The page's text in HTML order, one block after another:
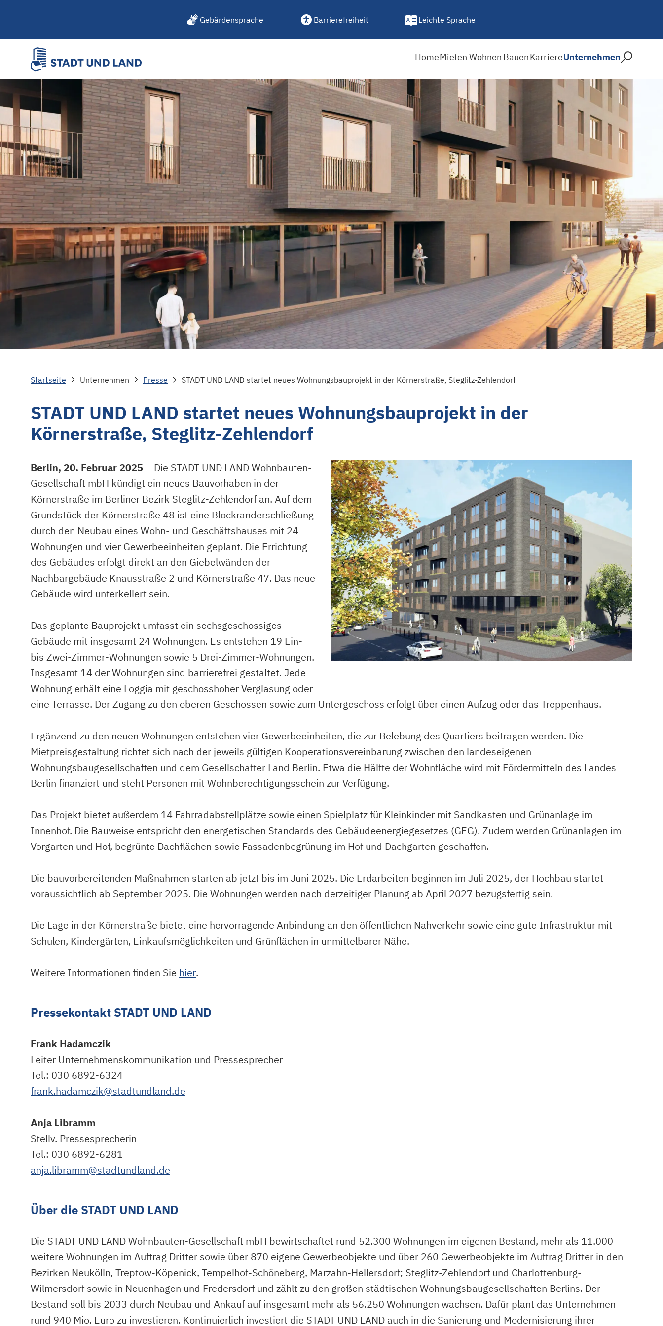
Gebärdensprache Barrierefreiheit Leichte Sprache
HomeMieten Wohnen BauenKarriereUnternehmen
STADT UND LAND startet neues Wohnungsbauprojekt in der Körnerstraße,
Startseite Unternehmen Presse STADT UND LAND startet neues Wohnungsbauprojekt in der Körnerstraße, Steglitz-Zehlendorf
STADT UND LAND startet neues Wohnungsbauprojekt in der
Körnerstraße, Steglitz-Zehlendorf
Berlin, 20. Februar 2025– Die STADT UND LAND Wohnbauten-
Gesellschaft mbH kündigt ein neues Bauvorhaben in der
Körnerstraße im Berliner Bezirk Steglitz-Zehlendorf an. Auf dem
Grundstück der Körnerstraße 48 ist eine Blockranderschließung
durch den Neubau eines Wohn- und Geschäftshauses mit 24
Wohnungen und vier Gewerbeeinheiten geplant. Die Errichtung
des Gebäudes erfolgt direkt an den Giebelwänden der
Nachbargebäude Knausstraße 2 und Körnerstraße 47. Das neue
Gebäude wird unterkellert sein.
Das geplante Bauprojekt umfasst ein sechsgeschossiges
Gebäude mit insgesamt 24 Wohnungen. Es entstehen 19 Ein-
bis Zwei-Zimmer-Wohnungen sowie 5 Drei-Zimmer-Wohnungen.
Insgesamt 14 der Wohnungen sind barrierefrei gestaltet. Jede
Wohnung erhält eine Loggia mit geschosshoher Verglasung oder
eine Terrasse. Der Zugang zu den oberen Geschossen sowie zum Untergeschoss erfolgt über einen Aufzug oder das Treppenhaus.
Ergänzend zu den neuen Wohnungen entstehen vier Gewerbeeinheiten, die zur Belebung des Quartiers beitragen werden. Die
Mietpreisgestaltung richtet sich nach der jeweils gültigen Kooperationsvereinbarung zwischen den landeseigenen
Wohnungsbaugesellschaften und dem Gesellschafter Land Berlin. Etwa die Hälfte der Wohnfläche wird mit Fördermitteln des Landes
Berlin finanziert und steht Personen mit Wohnberechtigungsschein zur Verfügung.
Das Projekt bietet außerdem 14 Fahrradabstellplätze sowie einen Spielplatz für Kleinkinder mit Sandkasten und Grünanlage im
Innenhof. Die Bauweise entspricht den energetischen Standards des Gebäudeenergiegesetzes (GEG). Zudem werden Grünanlagen im
Vorgarten und Hof, begrünte Dachflächen sowie Fassadenbegrünung im Hof und Dachgarten geschaffen.
Die bauvorbereitenden Maßnahmen starten ab jetzt bis im Juni 2025. Die Erdarbeiten beginnen im Juli 2025, der Hochbau startet
voraussichtlich ab September 2025. Die Wohnungen werden nach derzeitiger Planung ab April 2027 bezugsfertig sein.
Die Lage in der Körnerstraße bietet eine hervorragende Anbindung an den öffentlichen Nahverkehr sowie eine gute Infrastruktur mit
Schulen, Kindergärten, Einkaufsmöglichkeiten und Grünflächen in unmittelbarer Nähe.
Weitere Informationen finden Sie hier.
Pressekontakt STADT UND LAND
Frank Hadamczik
Leiter Unternehmenskommunikation und Pressesprecher
Tel.: 030 6892-6324
frank.hadamczik@stadtundland.de
Anja Libramm
Stellv. Pressesprecherin
Tel.: 030 6892-6281
anja.libramm@stadtundland.de
Über die STADT UND LAND
Die STADT UND LAND Wohnbauten-Gesellschaft mbH bewirtschaftet rund 52.300 Wohnungen im eigenen Bestand, mehr als 11.000
weitere Wohnungen im Auftrag Dritter sowie über 870 eigene Gewerbeobjekte und über 260 Gewerbeobjekte im Auftrag Dritter in den
Bezirken Neukölln, Treptow-Köpenick, Tempelhof-Schöneberg, Marzahn-Hellersdorf; Steglitz-Zehlendorf und Charlottenburg-
Wilmersdorf sowie in Neuenhagen und Fredersdorf und zählt zu den großen städtischen Wohnungsbaugesellschaften Berlins. Der
Bestand soll bis 2033 durch Neubau und Ankauf auf insgesamt mehr als 56.250 Wohnungen wachsen. Dafür plant das Unternehmen
rund 940 Mio. Euro zu investieren. Kontinuierlich investiert die STADT UND LAND auch in die Sanierung und Modernisierung ihrer